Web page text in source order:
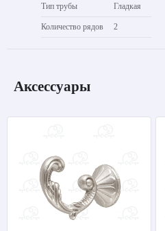
Тип трубы Гладкая
Количество рядов 2
Аксессуары